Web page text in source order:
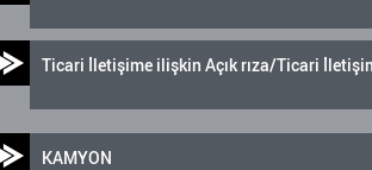
Ticari İletişime ilişkin Açık rıza/Ticari
KAMYON